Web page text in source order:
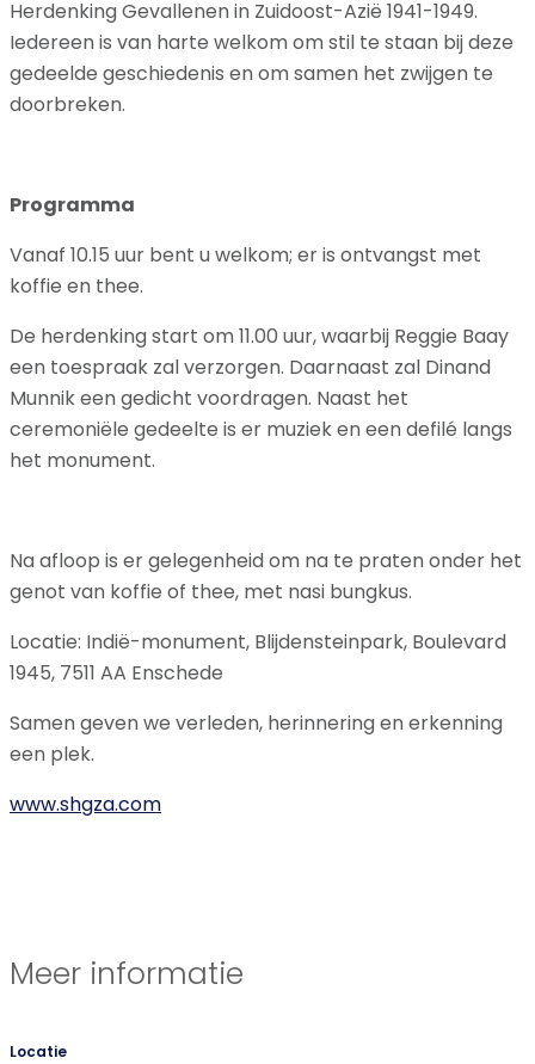
Herdenking Gevallenen in Zuidoost-Azië 1941-1949.
Iedereen is van harte welkom om stil te staan bij deze
gedeelde geschiedenis en om samen het zwijgen te
doorbreken.
Programma
Vanaf 10.15 uur bent u welkom; er is ontvangst met
koffie en thee.
De herdenking start om 11.00 uur, waarbij Reggie Baay
een toespraak zal verzorgen. Daarnaast zal Dinand
Munnik een gedicht voordragen. Naast het
ceremoniële gedeelte is er muziek en een defilé langs
het monument.
Na afloop is er gelegenheid om na te praten onder het
genot van koffie of thee, met nasi bungkus.
Locatie: Indië-monument, Blijdensteinpark, Boulevard
1945, 7511 AA Enschede
Samen geven we verleden, herinnering en erkenning
een plek.
www.shgza.com
Meer informatie
Locatie